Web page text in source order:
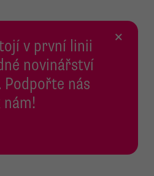
v první linii
novinářství
Podpořte nás
×